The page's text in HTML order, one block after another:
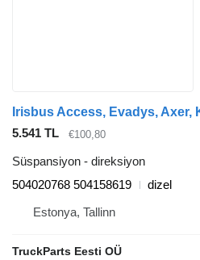
5.541 TL €100,80
Süspansiyon - direksiyon
504020768 504158619
dizel
Estonya, Tallinn
TruckParts Eesti OÜ